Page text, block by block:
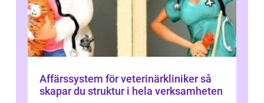
Affärssystem för veterinärkliniker så
skapar du struktur i hela verksamheten